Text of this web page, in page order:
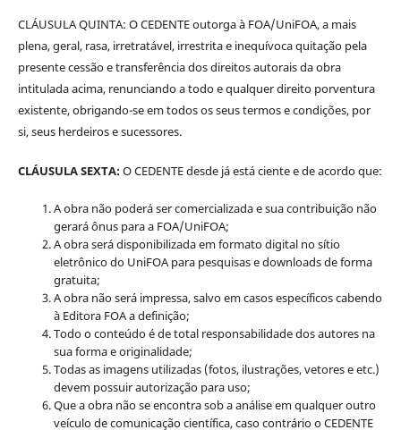
CLÁUSULA QUINTA: O CEDENTE outorga à FOA/UniFOA, a mais
plena, geral, rasa, irretratável, irrestrita e inequívoca quitação pela
presente cessão e transferência dos direitos autorais da obra
intitulada acima, renunciando a todo e qualquer direito porventura
existente, obrigando-se em todos os seus termos e condições, por
si, seus herdeiros e sucessores.
CLÁUSULA SEXTA:O CEDENTE desde já está ciente e de acordo que:
A obra não poderá ser comercializada e sua contribuição não
gerará ônus para a FOA/UniFOA;
A obra será disponibilizada em formato digital no sítio
eletrônico do UniFOA para pesquisas e downloads de forma
gratuita;
A obra não será impressa, salvo em casos específicos cabendo
à Editora FOA a definição;
Todo o conteúdo é de total responsabilidade dos autores na
sua forma e originalidade;
Todas as imagens utilizadas (fotos, ilustrações, vetores e etc.)
devem possuir autorização para uso;
Que a obra não se encontra sob a análise em qualquer outro
veículo de comunicação científica, caso contrário o CEDENTE